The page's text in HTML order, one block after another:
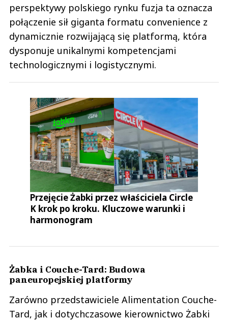
perspektywy polskiego rynku fuzja ta oznacza
połączenie sił giganta formatu convenience z
dynamicznie rozwijającą się platformą, która
dysponuje unikalnymi kompetencjami
technologicznymi i logistycznymi.
Przejęcie Żabki przez właściciela Circle
K krok po kroku. Kluczowe warunki i
harmonogram
Żabka i Couche-Tard: Budowa
paneuropejskiej platformy
Zarówno przedstawiciele Alimentation Couche-
Tard, jak i dotychczasowe kierownictwo Żabki